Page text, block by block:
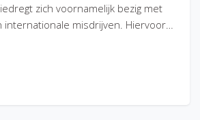
zich voornamelijk bezig met
misdrijven. Hiervoor…